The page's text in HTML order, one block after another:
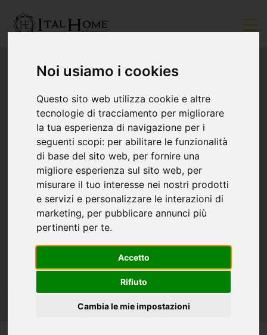
Noi usiamo i cookies
Questo sito web utilizza cookie e altre
tecnologie di tracciamento per migliorare
la tua esperienza di navigazione per i
seguenti scopi: per abilitare le funzionalità
di base del sito web, per fornire una
migliore esperienza sul sito web, per
misurare il tuo interesse nei nostri prodotti
e servizi e personalizzare le interazioni di
marketing, per pubblicare annunci più
pertinenti per te.
Accetto
Rifiuto
Cambia le mie impostazioni